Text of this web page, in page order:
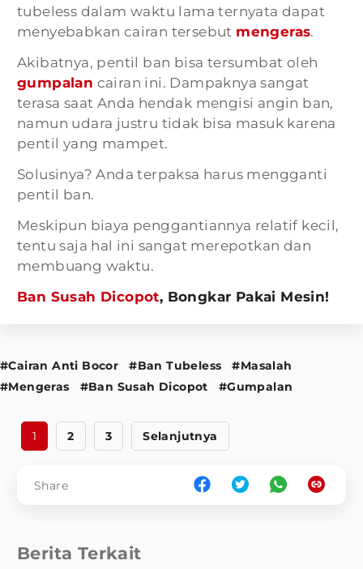
tubeless dalam waktu lama ternyata dapat
menyebabkan cairan tersebut mengeras.
Akibatnya, pentil ban bisa tersumbat oleh
gumpalan cairan ini. Dampaknya sangat
terasa saat Anda hendak mengisi angin ban,
namun udara justru tidak bisa masuk karena
pentil yang mampet.
Solusinya? Anda terpaksa harus mengganti
pentil ban.
Meskipun biaya penggantiannya relatif kecil,
tentu saja hal ini sangat merepotkan dan
membuang waktu.
Ban Susah Dicopot, Bongkar Pakai Mesin!
#Cairan Anti Bocor #Ban Tubeless
#Masalah
#Mengeras
#Ban Susah Dicopot #Gumpalan
1 2 3 Selanjutnya
Share
Berita Terkait